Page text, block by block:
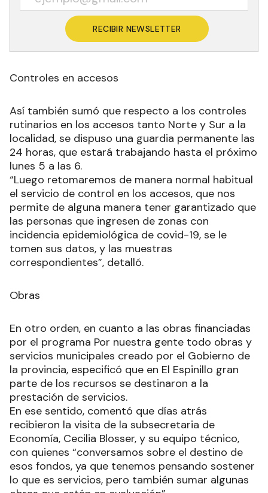
RECIBIR NEWSLETTER
Controles en accesos
Así también sumó que respecto a los controles
rutinarios en los accesos tanto Norte y Sur a la
localidad, se dispuso una guardia permanente las
24 horas, que estará trabajando hasta el próximo
lunes 5 a las 6.
“Luego retomaremos de manera normal habitual
el servicio de control en los accesos, que nos
permite de alguna manera tener garantizado que
las personas que ingresen de zonas con
incidencia epidemiológica de covid-19, se le
tomen sus datos, y las muestras
correspondientes”, detalló.
Obras
En otro orden, en cuanto a las obras financiadas
por el programa Por nuestra gente todo obras y
servicios municipales creado por el Gobierno de
la provincia, especificó que en El Espinillo gran
parte de los recursos se destinaron a la
prestación de servicios.
En ese sentido, comentó que días atrás
recibieron la visita de la subsecretaria de
Economía, Cecilia Blosser, y su equipo técnico,
con quienes “conversamos sobre el destino de
esos fondos, ya que tenemos pensando sostener
lo que es servicios, pero también sumar algunas